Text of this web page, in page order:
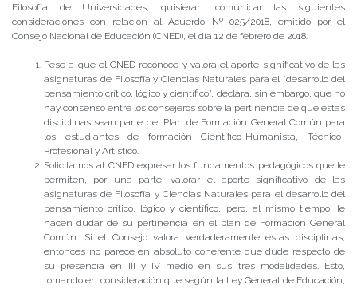
Filosofía de Universidades, quisieran comunicar las siguientes
consideraciones con relación al Acuerdo Nº 025/2018, emitido por el
Consejo Nacional de Educación (CNED), el día 12 de febrero de 2018.
Pese a que el CNED reconoce y valora el aporte significativo de las
asignaturas de Filosofía y Ciencias Naturales para el “desarrollo del
pensamiento crítico, lógico y científico”, declara, sin embargo, que no
hay consenso entre los consejeros sobre la pertinencia de que estas
disciplinas sean parte del Plan de Formación General Común para
los estudiantes de formación Científico-Humanista, Técnico-
Profesional y Artístico.
Solicitamos al CNED expresar los fundamentos pedagógicos que le
permiten, por una parte, valorar el aporte significativo de las
asignaturas de Filosofía y Ciencias Naturales para el desarrollo del
pensamiento crítico, lógico y científico, pero, al mismo tiempo, le
hacen dudar de su pertinencia en el plan de Formación General
Común. Si el Consejo valora verdaderamente estas disciplinas,
entonces no parece en absoluto coherente que dude respecto de
su presencia en III y IV medio en sus tres modalidades. Esto,
tomando en consideración que según la Ley General de Educación,